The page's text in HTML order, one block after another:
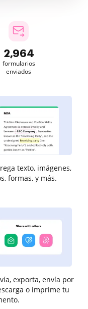
2,964
formularios
enviados
texto, imágenes,
formas, y más.
exporta, envía por
o imprime tu